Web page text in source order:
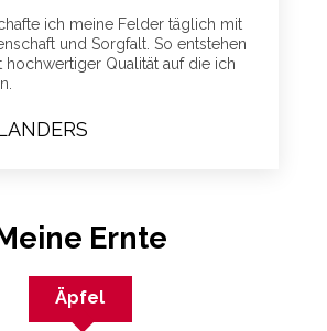
ich meine Felder täglich mit
und Sorgfalt. So entstehen
hochwertiger Qualität auf die ich
Ernte
Äpfel